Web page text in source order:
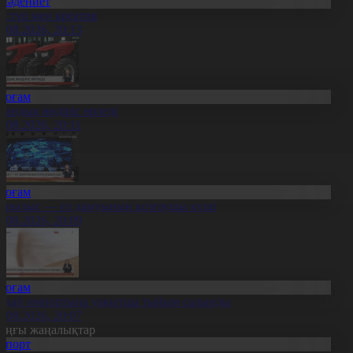
мен креатив
20:13
өндіріс өрледі
20:11
— ел дамуының қозғаушы күші
20:09
импортына уақытша тыйым салынды
20:07
жаңалықтар